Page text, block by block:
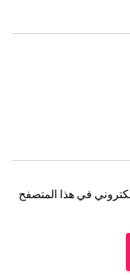
في هذا المتصفح